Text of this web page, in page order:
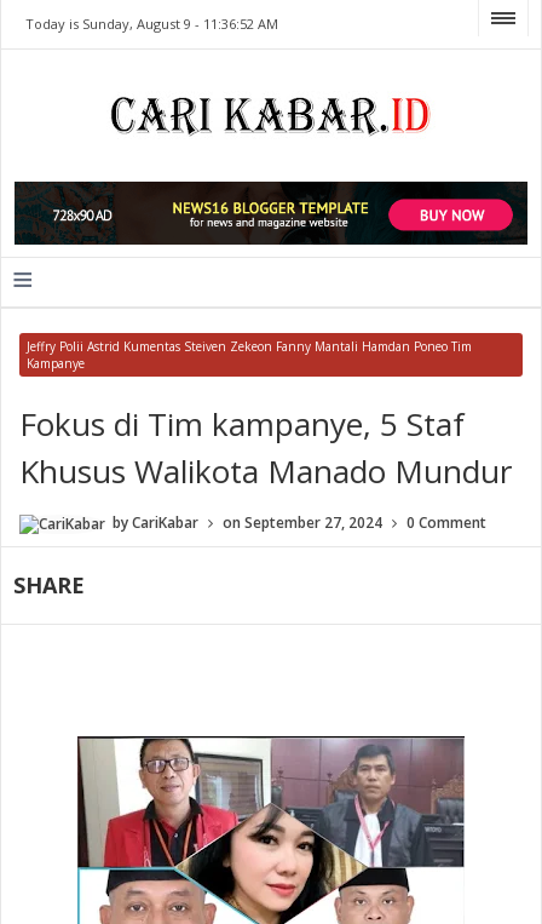
Today is Sunday, August 9 - 11:36:52 AM
≡
Jeffry Polii Astrid Kumentas Steiven Zekeon Fanny Mantali Hamdan Poneo Tim
Kampanye
Fokus di Tim kampanye, 5 Staf
Khusus Walikota Manado Mundur
byCariKabar onSeptember 27, 2024 0 Comment
SHARE